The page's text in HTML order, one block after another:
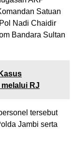
Satuan
Nadi Chaidir
Bandara Sultan
RJ
tersebut
Jambi serta